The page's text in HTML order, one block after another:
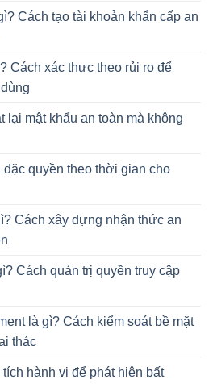
Cách tạo tài khoản khẩn cấp an
Cách xác thực theo rủi ro để
lại mật khẩu an toàn mà không
đặc quyền theo thời gian cho
Cách xây dựng nhận thức an
Cách quản trị quyền truy cập
là gì? Cách kiểm soát bề mặt
thác
hành vi để phát hiện bất